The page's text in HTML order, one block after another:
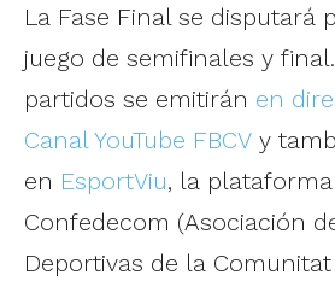
La Fase Final se disputará
juego de semifinales y
partidos se emitirán en
Canal YouTube FBCV y
en EsportViu, la
Confedecom (Asociación
Deportivas de la Comunitat